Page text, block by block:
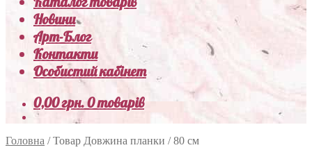
Новини
Арт-Блог
Контакти
Особистий кабінет
0,00грн.0 товарів
Головна /Товар Довжина планки /80 см